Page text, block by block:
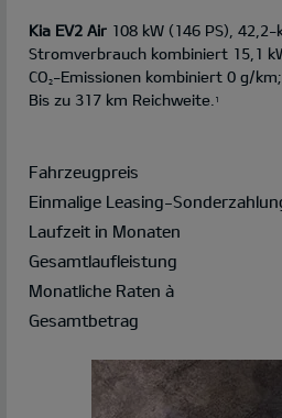
Kia EV2 Air 108 kW (146 PS),
Stromverbrauch kombiniert 15,1
CO2-Emissionen kombiniert 0 g/km;
Bis zu 317 km Reichweite.
1
Fahrzeugpreis
Einmalige Leasing-
Laufzeit in Monaten
Gesamtlaufleistung
Monatliche Raten à
Gesamtbetrag